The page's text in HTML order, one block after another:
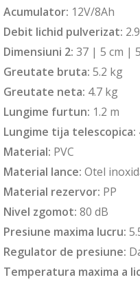
Acumulator: 12V/8Ah
Debit lichid pulverizat:
Dimensiuni 2: 37 | 5 cm |
Greutate bruta: 5.2 kg
Greutate neta: 4.7 kg
Lungime furtun: 1.2 m
Lungime tija telescopica:
Material: PVC
Material lance: Otel
Material rezervor: PP
Nivel zgomot: 80 dB
Presiune maxima lucru:
Regulator de presiune:
Temperatura maxima a